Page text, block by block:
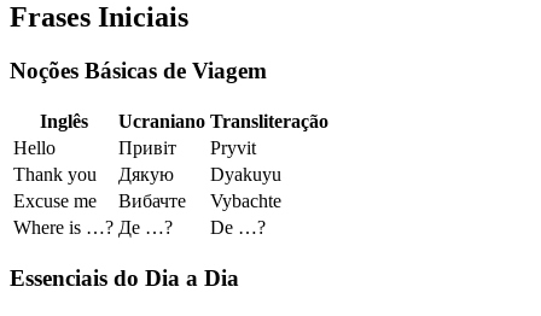
Frases Iniciais
Noções Básicas de Viagem
Inglês Ucraniano Transliteração
Hello
Привіт
Pryvit
Thank you
Дякую
Dyakuyu
Excuse me
Вибачте
Vybachte
Where is …? Де …? De …?
Essenciais do Dia a Dia